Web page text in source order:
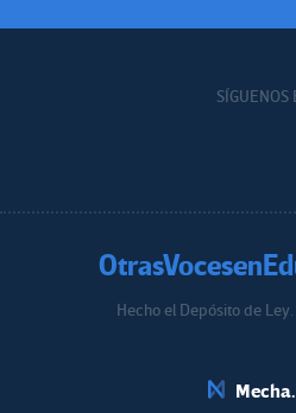
SÍGUENOS
Hecho el Depósito de